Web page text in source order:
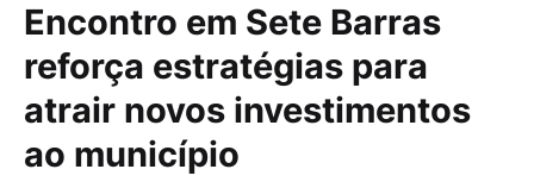
Encontro em Sete Barras
reforça estratégias para
atrair novos investimentos
ao município